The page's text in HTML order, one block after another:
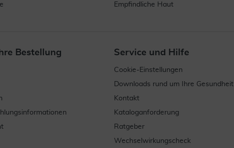
Empfindliche Haut
Bestellung Service und Hilfe
Cookie-Einstellungen
Downloads rund um Ihre Gesundheit
Kontakt
Kataloganforderung
Ratgeber
Wechselwirkungscheck